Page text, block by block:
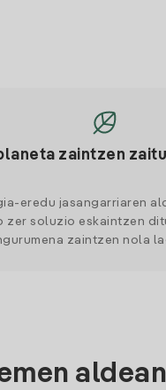
zaintzen
eredu jasangarriaren
zer soluzio eskaintzen
zaintzen nola